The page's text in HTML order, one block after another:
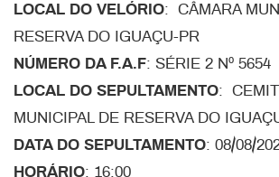
LOCAL DO VELÓRIO: CÂMARA
RESERVA DO IGUAÇU-PR
NÚMERO DA F.A.F: SÉRIE 2 Nº 5654
LOCAL DO SEPULTAMENTO:
MUNICIPAL DE RESERVA DO
DATA DO SEPULTAMENTO: 08/08/
HORÁRIO: 16:00